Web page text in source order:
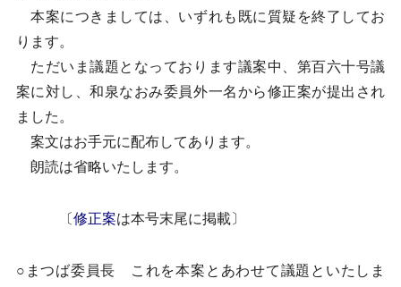
本案につきましては、いずれも既に質疑を終了してお
ります。
ただいま議題となっております議案中、第百六十号議
案に対し、和泉なおみ委員外一名から修正案が提出され
ました。
案文はお手元に配布してあります。
朗読は省略いたします。
〔修正案は本号末尾に掲載〕
○まつば委員長 これを本案とあわせて議題といたしま